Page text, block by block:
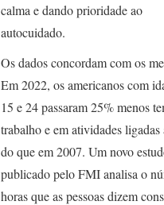
calma e dando prioridade ao
autocuidado.
Os dados concordam com os
Em 2022, os americanos com
15 e 24 passaram 25% menos
trabalho e em atividades ligadas
do que em 2007. Um novo
publicado pelo FMI analisa o
horas que as pessoas dizem